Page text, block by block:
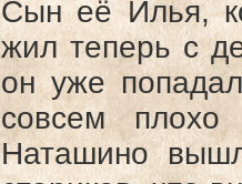
Сын её Илья,
жил теперь с
он уже
совсем плохо
Наташино